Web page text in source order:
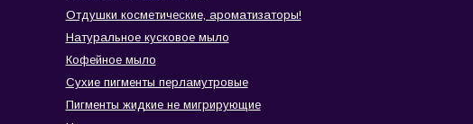
Отдушки косметические, ароматизаторы!
Натуральное кусковое мыло
Кофейное мыло
Сухие пигменты перламутровые
Пигменты жидкие не мигрирующие